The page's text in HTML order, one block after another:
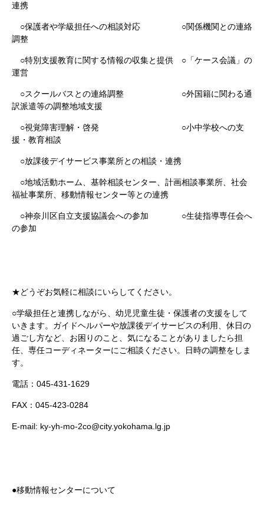
連携
○保護者や学級担任への相談対応 ○関係機関との連絡
調整
○特別支援教育に関する情報の収集と提供 ○「ケース会議」の
運営
○スクールバスとの連絡調整 ○外国籍に関わる通
訳派遣等の調整地域支援
○視覚障害理解・啓発 ○小中学校への支
援・教育相談
○放課後デイサービス事業所との相談・連携
○地域活動ホーム、基幹相談センター、計画相談事業所、社会
福祉事業所、移動情報センター等との連携
○神奈川区自立支援協議会への参加 ○生徒指導専任会へ
の参加
★どうぞお気軽に相談にいらしてください。
○学級担任と連携しながら、幼児児童生徒・保護者の支援をして
いきます。ガイドヘルパーや放課後デイサービスの利用、休日の
過ごし方など、お困りのこと、気になることがありましたら担
任、専任コーディネーターにご相談ください。日時の調整をしま
す。
電話：045-431-1629
FAX：045-423-0284
E-mail: ky-yh-mo-2co@city.yokohama.lg.jp
●移動情報センターについて